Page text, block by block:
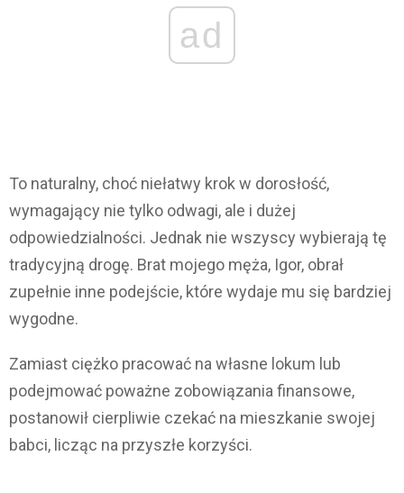
ad
To naturalny, choć niełatwy krok w dorosłość,
wymagający nie tylko odwagi, ale i dużej
odpowiedzialności. Jednak nie wszyscy wybierają tę
tradycyjną drogę. Brat mojego męża, Igor, obrał
zupełnie inne podejście, które wydaje mu się bardziej
wygodne.
Zamiast ciężko pracować na własne lokum lub
podejmować poważne zobowiązania finansowe,
postanowił cierpliwie czekać na mieszkanie swojej
babci, licząc na przyszłe korzyści.